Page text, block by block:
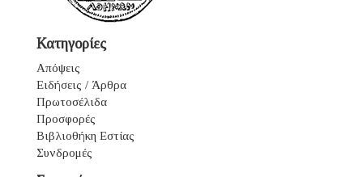
Κατηγορίες
Απόψεις
Ειδήσεις / Άρθρα
Πρωτοσέλιδα
Προσφορές
Βιβλιοθήκη Εστίας
Συνδρομές